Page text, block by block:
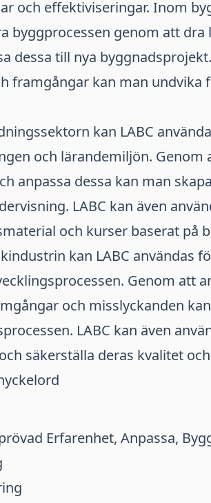
och effektiviseringar. Inom
byggprocessen genom att
dessa till nya
framgångar kan man undvika
kan LABC
och lärandemiljön.
anpassa dessa kan man
LABC kan även
och kurser baserat på
kan LABC användas
Genom att
och misslyckanden
LABC kan även
säkerställa deras kvalitet
Erfarenhet, Anpassa,